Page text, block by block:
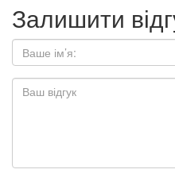
Залишити